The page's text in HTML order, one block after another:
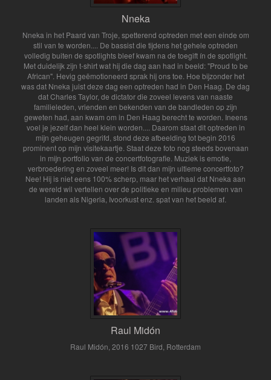
Nneka
Nneka in het Paard van Troje, spetterend optreden met een einde om
stil van te worden.... De bassist die tijdens het gehele optreden
volledig buiten de spotlights bleef kwam na de toegift ín de spotlight.
Met duidelijk zijn t-shirt wat hij die dag aan had in beeld: "Proud to be
African". Hevig geëmotioneerd sprak hij ons toe. Hoe bijzonder het
was dat Nneka juist deze dag een optreden had in Den Haag. De dag
dat Charles Taylor, de dictator die zoveel levens van naaste
familieleden, vrienden en bekenden van de bandleden op zijn
geweten had, aan kwam om in Den Haag berecht te worden. Ineens
voel je jezelf dan heel klein worden.... Daarom staat dit optreden in
mijn geheugen gegrifd, stond deze afbeelding tot begin 2016
prominent op mijn visitekaartje. Staat deze foto nog steeds bovenaan
in mijn portfolio van de concertfotografie. Muziek is emotie,
verbroedering en zoveel meer! Is dit dan mijn ultieme concertfoto?
Nee! Hij is niet eens 100% scherp, maar het verhaal dat Nneka aan
de wereld wil vertellen over de politieke en milieu problemen van
landen als Nigeria, Ivoorkust enz. spat van het beeld af.
Raul Midón
Raul Midón, 2016 1027 Bird, Rotterdam